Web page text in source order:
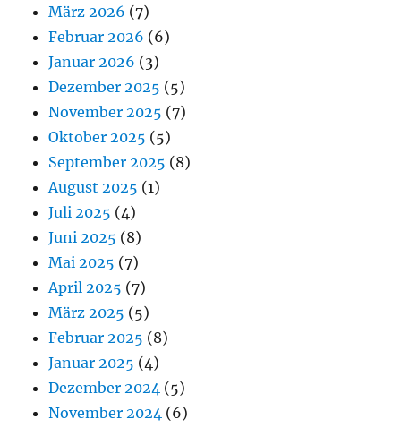
März 2026 (7)
Februar 2026 (6)
Januar 2026 (3)
Dezember 2025 (5)
November 2025 (7)
Oktober 2025 (5)
September 2025 (8)
August 2025 (1)
Juli 2025 (4)
Juni 2025 (8)
Mai 2025 (7)
April 2025 (7)
März 2025 (5)
Februar 2025 (8)
Januar 2025 (4)
Dezember 2024 (5)
November 2024 (6)